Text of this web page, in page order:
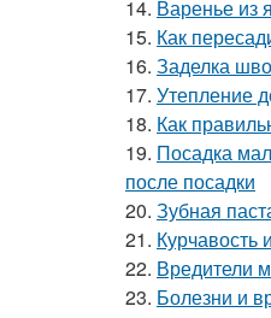
14. Варенье из
15. Как
16. Заделка
17. Утепление
18. Как
19. Посадка
после посадки
20. Зубная
21. Курчавость
22. Вредители
23. Болезни и